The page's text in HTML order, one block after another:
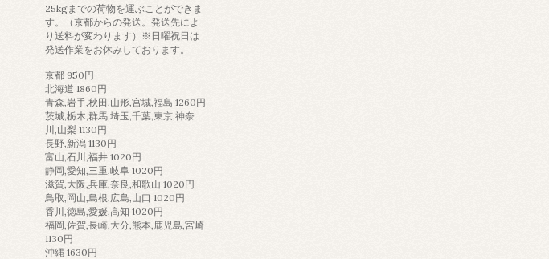
25kgまでの荷物を運ぶことができま
す。（京都からの発送。発送先によ
り送料が変わります）※日曜祝日は
発送作業をお休みしております。
京都 950円
北海道 1860円
青森,岩手,秋田,山形,宮城,福島 1260円
茨城,栃木,群馬,埼玉,千葉,東京,神奈
川,山梨 1130円
長野,新潟 1130円
富山,石川,福井 1020円
静岡,愛知,三重,岐阜 1020円
滋賀,大阪,兵庫,奈良,和歌山 1020円
鳥取,岡山,島根,広島,山口 1020円
香川,徳島,愛媛,高知 1020円
福岡,佐賀,長崎,大分,熊本,鹿児島,宮崎
1130円
沖縄 1630円